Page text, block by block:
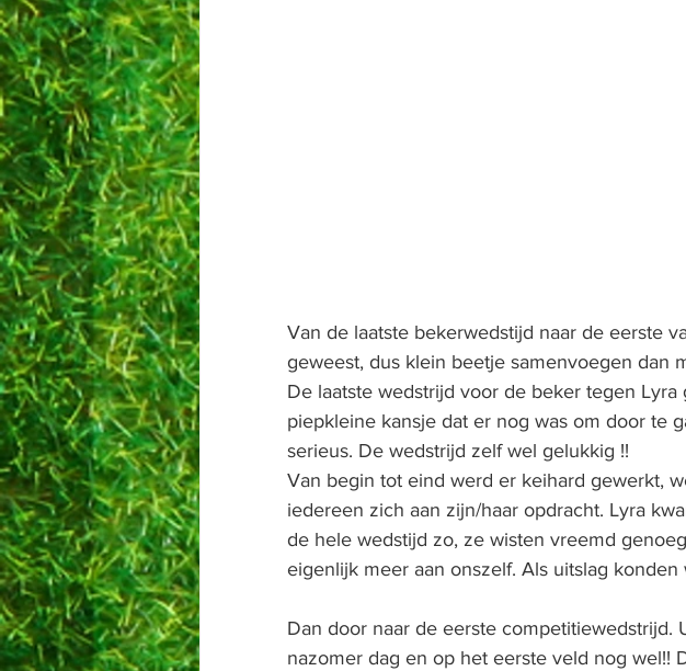
Van de laatste bekerwedstijd naar de eerste
geweest, dus klein beetje samenvoegen dan
De laatste wedstrijd voor de beker tegen
piepkleine kansje dat er nog was om door te
serieus. De wedstrijd zelf wel gelukkig !!
Van begin tot eind werd er keihard gewerkt,
iedereen zich aan zijn/haar opdracht. Lyra
de hele wedstijd zo, ze wisten vreemd
eigenlijk meer aan onszelf. Als uitslag
Dan door naar de eerste competitiewedstrijd.
nazomer dag en op het eerste veld nog wel!!